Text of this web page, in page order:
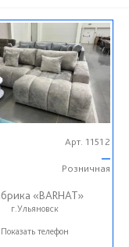
Арт. 11512
—
Розничная
«BARHAT»
г.Ульяновск
(996) 219-29-77
Показать телефон